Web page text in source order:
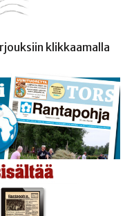
klikkaamalla